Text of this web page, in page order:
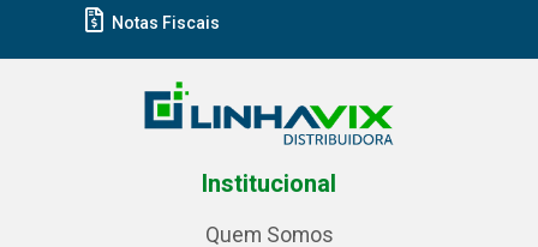
Notas Fiscais
Institucional
Quem Somos